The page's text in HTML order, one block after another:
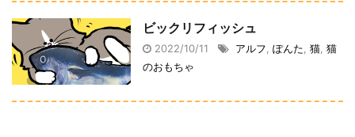
ビックリフィッシュ
2022/10/11 アルフ ぽんた 猫 猫
のおもちゃ